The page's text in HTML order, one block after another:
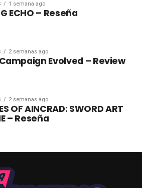
1 semana ago
ECHO – Reseña
2 semanas ago
Evolved – Review
2 semanas ago
OF AINCRAD: SWORD ART
– Reseña